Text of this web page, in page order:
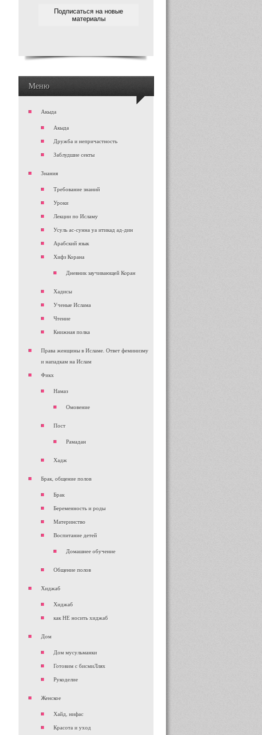
Меню
Акыда
Акыда
Дружба и непричастность
Заблудшие секты
Знания
Требование знаний
Уроки
Лекции по Исламу
Усуль ас-сунна уа итикад ад-дин
Арабский язык
Хифз Корана
Дневник заучивающей Коран
Хадисы
Ученые Ислама
Чтение
Книжная полка
Права женщины в Исламе. Ответ феминизму
и нападкам на Ислам
Фикх
Намаз
Омовение
Пост
Рамадан
Хадж
Брак, общение полов
Брак
Беременность и роды
Материнство
Воспитание детей
Домашнее обучение
Общение полов
Хиджаб
Хиджаб
как НЕ носить хиджаб
Дом
Дом мусульманки
Готовим с бисмиЛлях
Рукоделие
Женское
Хайд, нифас
Красота и уход